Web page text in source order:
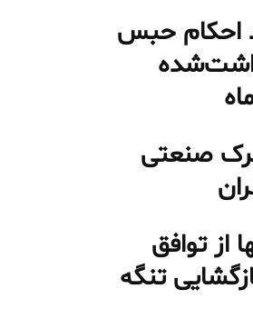
احکام حبس
صنعتی
از توافق
تنگه